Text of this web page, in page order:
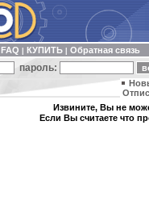
FAQ КУПИТЬ Обратная связь
пароль:
Извините, Вы не
Если Вы считаете что